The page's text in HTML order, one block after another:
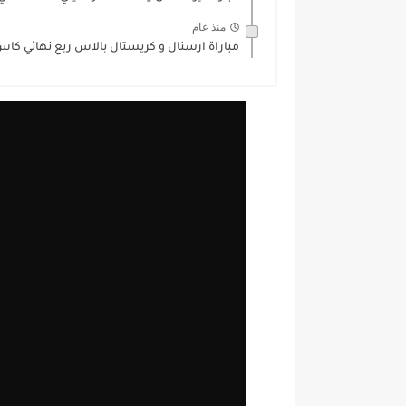
منذ عام
مباراة ارسنال و كريستال بالاس ربع نهائي كاس